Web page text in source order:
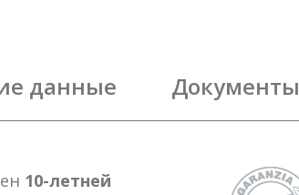
данные Документы
10-летней